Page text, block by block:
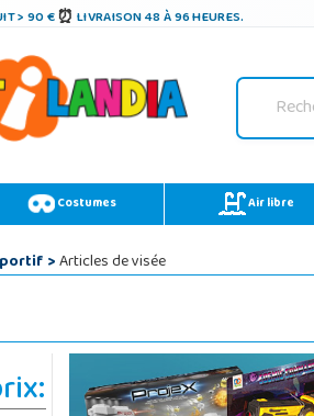
> 90 € LIVRAISON 48 À 96 HEURES.
Costumes Air libre
>Articles de visée